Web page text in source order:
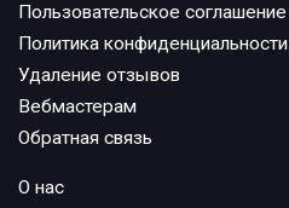
Пользовательское соглашение
Политика конфиденциальности
Удаление отзывов
Вебмастерам
Обратная связь
О нас